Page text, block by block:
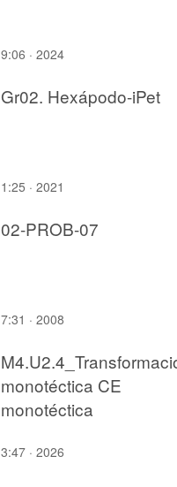
9:06 · 2024
Gr02. Hexápodo-iPet
1:25 · 2021
02-PROB-07
7:31 · 2008
monotéctica CE
monotéctica
3:47 · 2026